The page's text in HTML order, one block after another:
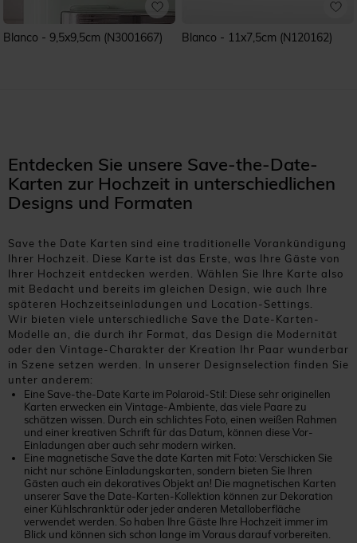
Blanco - 9,5x9,5cm (N3001667) Blanco - 11x7,5cm (N120162)
Entdecken Sie unsere Save-the-Date-
Karten zur Hochzeit in unterschiedlichen
Designs und Formaten
Save the Date Karten sind eine traditionelle Vorankündigung
Ihrer Hochzeit. Diese Karte ist das Erste, was Ihre Gäste von
Ihrer Hochzeit entdecken werden. Wählen Sie Ihre Karte also
mit Bedacht und bereits im gleichen Design, wie auch Ihre
späteren Hochzeitseinladungen und Location-Settings.
Wir bieten viele unterschiedliche Save the Date-Karten-
Modelle an, die durch ihr Format, das Design die Modernität
oder den Vintage-Charakter der Kreation Ihr Paar wunderbar
in Szene setzen werden. In unserer Designselection finden Sie
unter anderem:
Eine Save-the-Date Karte im Polaroid-Stil: Diese sehr originellen
Karten erwecken ein Vintage-Ambiente, das viele Paare zu
schätzen wissen. Durch ein schlichtes Foto, einen weißen Rahmen
und einer kreativen Schrift für das Datum, können diese Vor-
Einladungen aber auch sehr modern wirken.
Eine magnetische Save the date Karten mit Foto: Verschicken Sie
nicht nur schöne Einladungskarten, sondern bieten Sie Ihren
Gästen auch ein dekoratives Objekt an! Die magnetischen Karten
unserer Save the Date-Karten-Kollektion können zur Dekoration
einer Kühlschranktür oder jeder anderen Metalloberfläche
verwendet werden. So haben Ihre Gäste Ihre Hochzeit immer im
Blick und können sich schon lange im Voraus darauf vorbereiten.